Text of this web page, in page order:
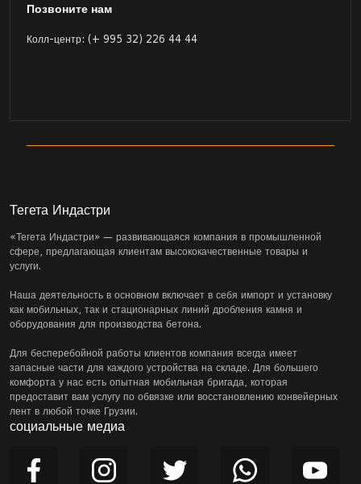
Позвоните нам
Колл-центр: (+ 995 32) 226 44 44
Тегета Индастри
«Тегета Индастри» — развивающаяся компания в промышленной
сфере, предлагающая клиентам высококачественные товары и
услуги.
Наша деятельность в основном включает в себя импорт и установку
как мобильных, так и стационарных линий дробления камня и
оборудования для производства бетона.
Для бесперебойной работы клиентов компания всегда имеет
запасные части для каждого устройства на складе. Для большего
комфорта у нас есть опытная мобильная бригада, которая
предоставит вам услугу по обвязке или восстановлению конвейерных
лент в любой точке Грузии.
социальные медиа